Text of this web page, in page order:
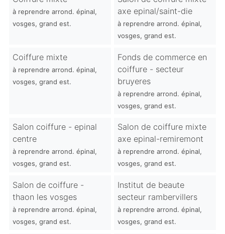
à reprendre arrond. épinal,
vosges, grand est.
axe epinal/saint-die
à reprendre arrond. épinal,
vosges, grand est.
Coiffure mixte
à reprendre arrond. épinal,
vosges, grand est.
Fonds de commerce en
coiffure - secteur
bruyeres
à reprendre arrond. épinal,
vosges, grand est.
Salon coiffure - epinal
centre
à reprendre arrond. épinal,
vosges, grand est.
Salon de coiffure mixte
axe epinal-remiremont
à reprendre arrond. épinal,
vosges, grand est.
Salon de coiffure -
thaon les vosges
à reprendre arrond. épinal,
vosges, grand est.
Institut de beaute
secteur rambervillers
à reprendre arrond. épinal,
vosges, grand est.